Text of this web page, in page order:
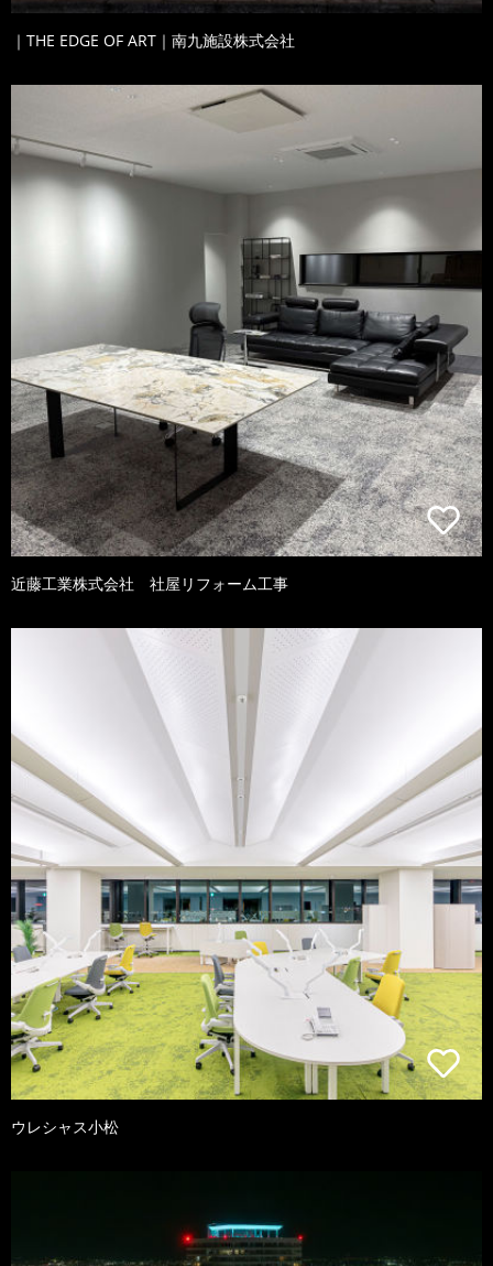
｜THE EDGE OF ART｜南九施設株式会社
近藤工業株式会社 社屋リフォーム工事
ウレシャス小松